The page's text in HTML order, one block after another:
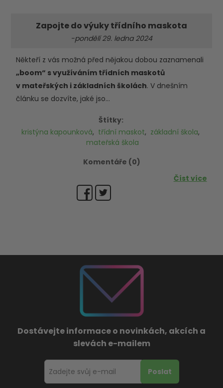
Zapojte do výuky třídního maskota
-pondělí 29. ledna 2024
Někteří z vás možná před nějakou dobou zaznamenali
„boom“ s využíváním třídních maskotů
v mateřských i základních školách. V dnešním
článku se dozvíte, jaké jso...
Štítky:
kristýna kapounková, třídní maskot, základní škola,
mateřská škola
Komentáře (0)
Číst více
Dostávejte informace o novinkách, akcích a
slevách e-mailem